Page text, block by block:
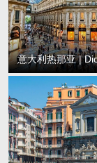
意大利热那亚 |